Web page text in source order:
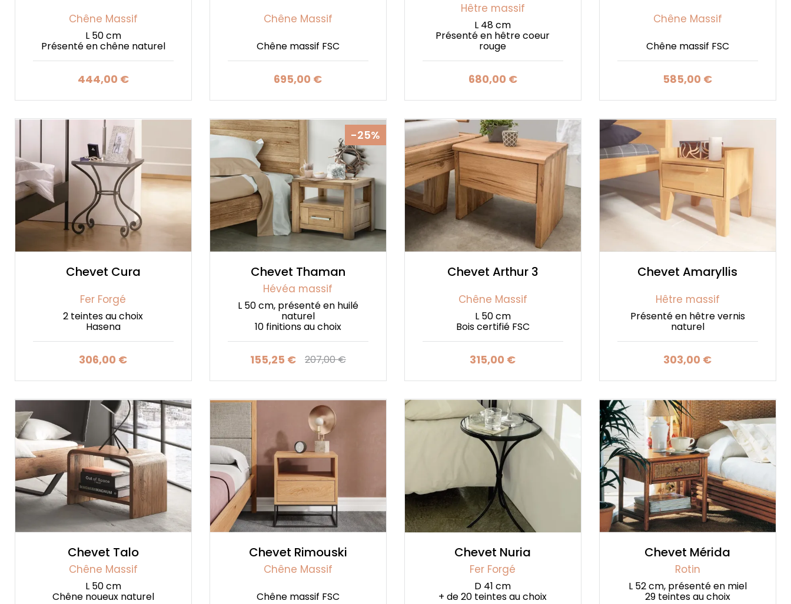
Chêne Massif
L 50 cm
Présenté en chêne naturel
Prix
444,00 €
Chêne Massif
Chêne massif FSC
Prix
695,00 €
Hêtre massif
L 48 cm
Présenté en hêtre coeur
rouge
Prix
680,00 €
Chêne Massif
Chêne massif FSC
Prix
585,00 €
Chevet Cura
Fer Forgé
2 teintes au choix
Hasena
Prix
306,00 €
-25%
Chevet Thaman
Hévéa massif
L 50 cm, présenté en huilé
naturel
10 finitions au choix
Prix
155,25 € Prix de base
207,00 €
Chevet Arthur 3
Chêne Massif
L 50 cm
Bois certifié FSC
Prix
315,00 €
Chevet Amaryllis
Hêtre massif
Présenté en hêtre vernis
naturel
Prix
303,00 €
Chevet Talo
Chêne Massif
L 50 cm
Chêne noueux naturel
Chevet Rimouski
Chêne Massif
Chêne massif FSC
Chevet Nuria
Fer Forgé
D 41 cm
+ de 20 teintes au choix
Chevet Mérida
Rotin
L 52 cm, présenté en miel
29 teintes au choix